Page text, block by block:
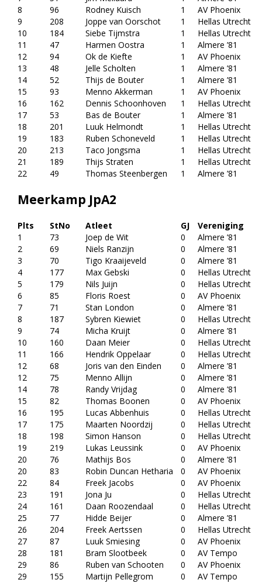
8
96 Rodney Kuisch 1
AV Phoenix
9
208 Joppe van Oorschot 1
Hellas Utrecht
10
184 Siebe Tijmstra 1
Hellas Utrecht
11
47 Harmen Oostra 1
Almere ’81
12
94 Ok de Kiefte 1
AV Phoenix
13
48 Jelle Scholten 1
Almere ’81
14
52 Thijs de Bouter 1
Almere ’81
15
93 Menno Akkerman 1
AV Phoenix
16
162 Dennis Schoonhoven 1
Hellas Utrecht
17
53 Bas de Bouter 1
Almere ’81
18
201 Luuk Helmondt 1
Hellas Utrecht
19
183 Ruben Schoneveld 1
Hellas Utrecht
20
213 Taco Jongsma 1
Hellas Utrecht
21
189 Thijs Straten 1
Hellas Utrecht
22
49 Thomas Steenbergen 1 Almere ’81
Meerkamp JpA2
Plts StNo Atleet GJ
Vereniging
1
73 Joep de Wit 0
Almere ’81
2
69 Niels Ranzijn 0
Almere ’81
3
70 Tigo Kraaijeveld 0
Almere ’81
4
177 Max Gebski 0
Hellas Utrecht
5
179 Nils Juijn 0
Hellas Utrecht
6
85 Floris Roest 0
AV Phoenix
7
71 Stan London 0
Almere ’81
8
187 Sybren Kiewiet 0
Hellas Utrecht
9
74 Micha Kruijt 0
Almere ’81
10
160 Daan Meier 0
Hellas Utrecht
11
166 Hendrik Oppelaar 0
Hellas Utrecht
12
68 Joris van den Einden 0
Almere ’81
12
75 Menno Allijn 0
Almere ’81
14
78 Randy Vrijdag 0
Almere ’81
15
82 Thomas Boonen 0
AV Phoenix
16
195 Lucas Abbenhuis 0
Hellas Utrecht
17
175 Maarten Noordzij 0
Hellas Utrecht
18
198 Simon Hanson 0
Hellas Utrecht
19
219 Lukas Leussink 0
AV Phoenix
20
76 Mathijs Bos 0
Almere ’81
20
83 Robin Duncan Hetharia 0
AV Phoenix
22
84 Freek Jacobs 0
AV Phoenix
23
191 Jona Ju 0
Hellas Utrecht
24
161 Daan Roozendaal 0
Hellas Utrecht
25
77 Hidde Beijer 0
Almere ’81
26
204 Freek Aertssen 0
Hellas Utrecht
27
87 Luuk Smiesing 0
AV Phoenix
28
181 Bram Slootbeek 0
AV Tempo
29
86 Ruben van Schooten 0
AV Phoenix
29
155 Martijn Pellegrom 0 AV Tempo